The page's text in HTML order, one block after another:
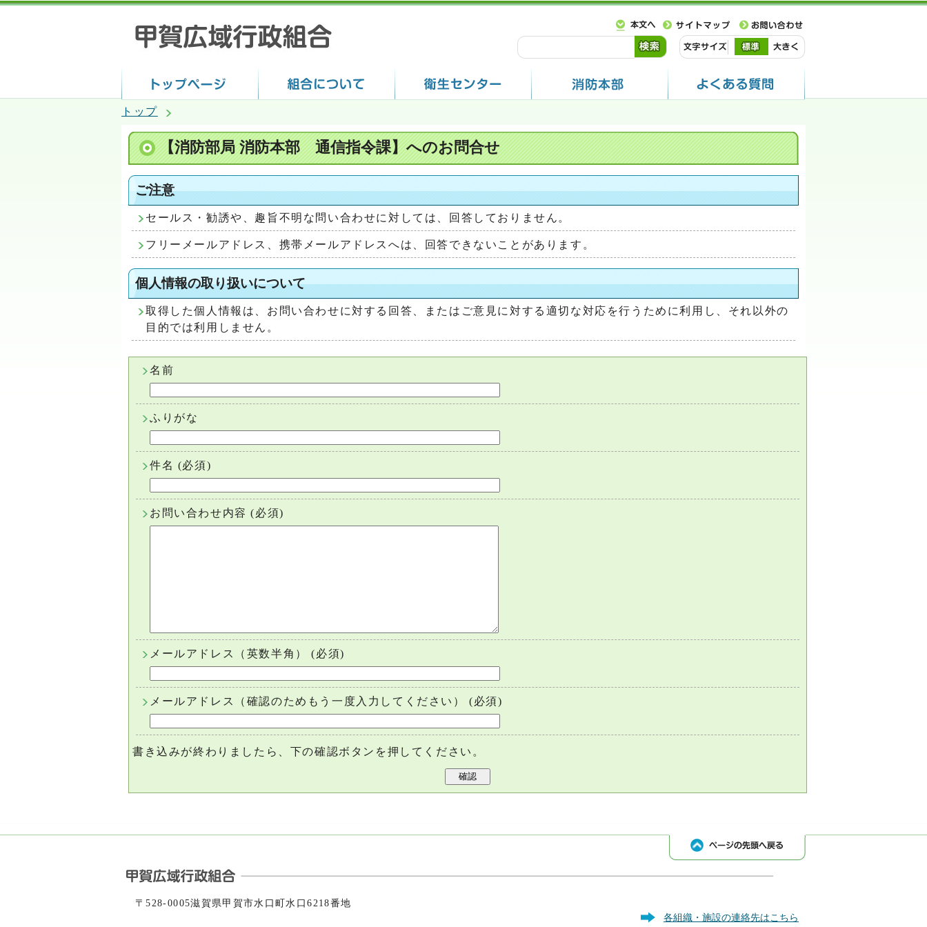
トップ
【消防部局 消防本部 通信指令課】へのお問合せ
ご注意
セールス・勧誘や、趣旨不明な問い合わせに対しては、回答しておりません。
フリーメールアドレス、携帯メールアドレスへは、回答できないことがあります。
個人情報の取り扱いについて
取得した個人情報は、お問い合わせに対する回答、またはご意見に対する適切な対応を行うために利用し、それ以外の
目的では利用しません。
名前
ふりがな
件名 (必須)
お問い合わせ内容 (必須)
メールアドレス（英数半角） (必須)
メールアドレス（確認のためもう一度入力してください） (必須)
書き込みが終わりましたら、下の確認ボタンを押してください。
〒528-0005滋賀県甲賀市水口町水口6218番地
各組織・施設の連絡先はこちら